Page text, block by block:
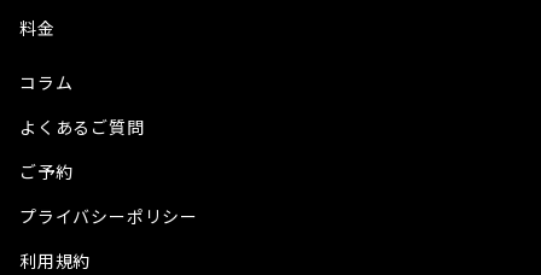
料金
コラム
よくあるご質問
ご予約
プライバシーポリシー
利用規約